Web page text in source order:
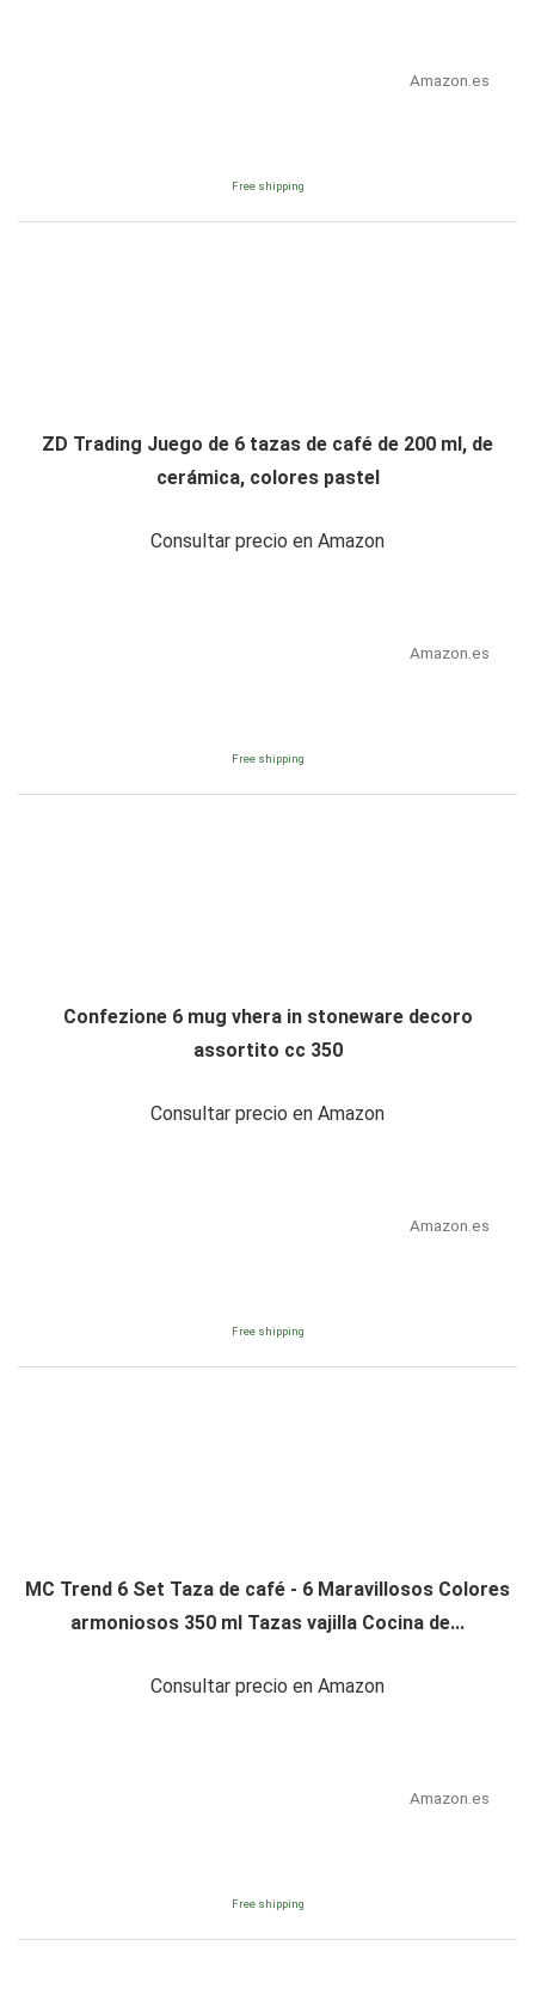
Amazon.es
Free shipping
ZD Trading Juego de 6 tazas de café de 200 ml, de
cerámica, colores pastel
Consultar precio en Amazon
Amazon.es
Free shipping
Confezione 6 mug vhera in stoneware decoro
assortito cc 350
Consultar precio en Amazon
Amazon.es
Free shipping
MC Trend 6 Set Taza de café - 6 Maravillosos Colores
armoniosos 350 ml Tazas vajilla Cocina de...
Consultar precio en Amazon
Amazon.es
Free shipping